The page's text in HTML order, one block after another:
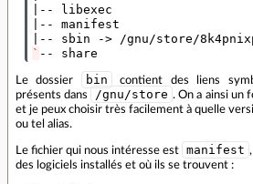
` -- share
Le dossier bin
contient des liens
présents dans
/gnu/store . On a ainsi un
et je peux choisir très facilement à quelle
ou tel alias.
Le fichier qui nous intéresse est manifest
des logiciels installés et où ils se trouvent :